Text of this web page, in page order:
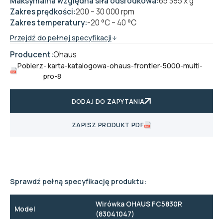
Zakres prędkości:200 – 30 000 rpm
Zakres temperatury:-20 °C – 40 °C
Przejdź do pełnej specyfikacji
Producent:Ohaus
Pobierz- karta-katalogowa-ohaus-frontier-5000-multi-
pro-8
DODAJ DO ZAPYTANIA
ZAPISZ PRODUKT PDF
Sprawdź pełną specyfikację produktu:
Model
Wirówka OHAUS FC5830R
(83041047)